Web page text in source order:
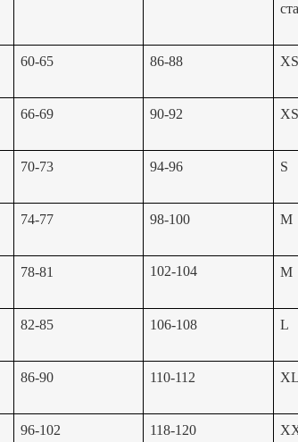
60-65 86-88 XS
66-69 90-92 XS
70-73 94-96 S
74-77 98-100 M
78-81 102-104 M
82-85 106-108 L
86-90 110-112 XL
96-102 118-120